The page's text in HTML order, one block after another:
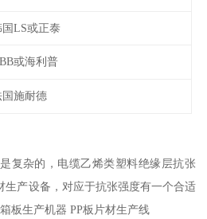
国LS或正泰
或海利普
国施耐德
复杂的，电缆乙烯类塑料绝缘层抗张
生产设备，对应于抗张强度有一个合适
板生产机器 PP板片材生产线